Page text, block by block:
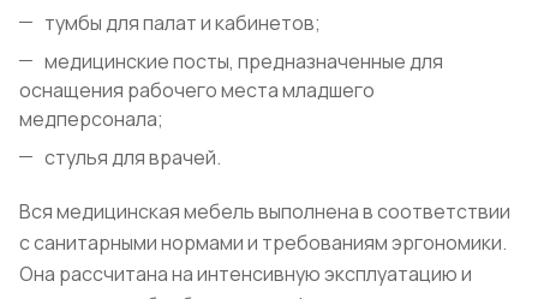
тумбы для палат и кабинетов;
медицинские посты, предназначенные для
оснащения рабочего места младшего
медперсонала;
стулья для врачей.
Вся медицинская мебель выполнена в соответствии
с санитарными нормами и требованиям эргономики.
Она рассчитана на интенсивную эксплуатацию и